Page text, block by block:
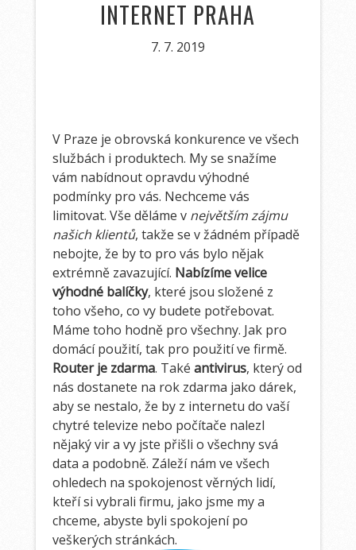
INTERNET PRAHA
7. 7. 2019
V Praze je obrovská konkurence ve všech
službách i produktech. My se snažíme
vám nabídnout opravdu výhodné
podmínky pro vás. Nechceme vás
limitovat. Vše děláme v největším zájmu
našich klientů, takže se v žádném případě
nebojte, že by to pro vás bylo nějak
extrémně zavazující. Nabízíme velice
výhodné balíčky, které jsou složené z
toho všeho, co vy budete potřebovat.
Máme toho hodně pro všechny. Jak pro
domácí použití, tak pro použití ve firmě.
Router je zdarma. Takéantivirus, který od
nás dostanete na rok zdarma jako dárek,
aby se nestalo, že by z internetu do vaší
chytré televize nebo počítače nalezl
nějaký vir a vy jste přišli o všechny svá
data a podobně. Záleží nám ve všech
ohledech na spokojenost věrných lidí,
kteří si vybrali firmu, jako jsme my a
chceme, abyste byli spokojení po
veškerých stránkách.